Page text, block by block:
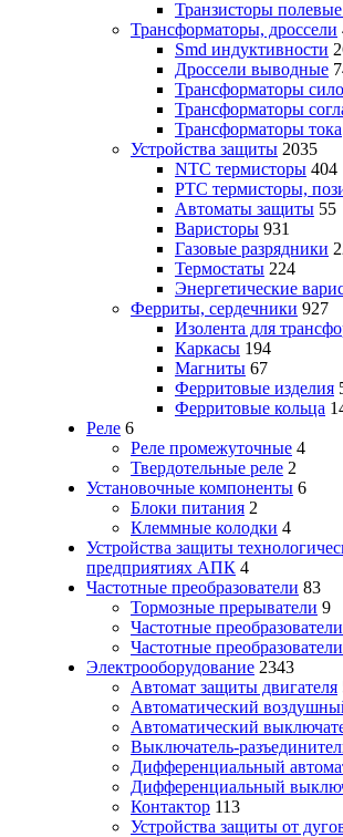
Транзисторы
Трансформаторы, дроссели
Smd индуктивности
Дроссели выводные
Трансформаторы
Трансформаторы
Трансформаторы тока
Устройства защиты 2035
NTC термисторы 404
PTC термисторы,
Автоматы защиты 55
Варисторы 931
Газовые разрядники
Термостаты 224
Энергетические
Ферриты, сердечники 927
Изолента для
Каркасы 194
Магниты 67
Ферритовые изделия
Ферритовые кольца
Реле 6
Реле промежуточные 4
Твердотельные реле 2
Установочные компоненты 6
Блоки питания 2
Клеммные колодки 4
Устройства защиты
предприятиях АПК 4
Частотные преобразователи 83
Тормозные прерыватели 9
Частотные
Частотные
Электрооборудование 2343
Автомат защиты двигателя
Автоматический
Автоматический
Выключатель-
Дифференциальный
Дифференциальный
Контактор 113
Устройства защиты от